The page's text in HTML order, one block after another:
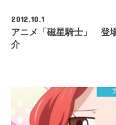
2012.10.1
アニメ「磁星騎士」 登
介